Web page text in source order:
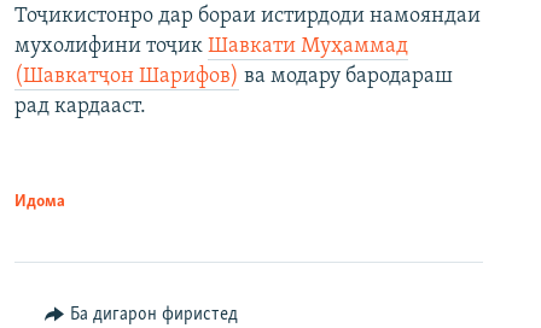
Тоҷикистонро дар бораи истирдоди намояндаи
мухолифини тоҷик Шавкати Муҳаммад
(Шавкатҷон Шарифов) ва модару бародараш
рад кардааст.
Идома
Ба дигарон фиристед